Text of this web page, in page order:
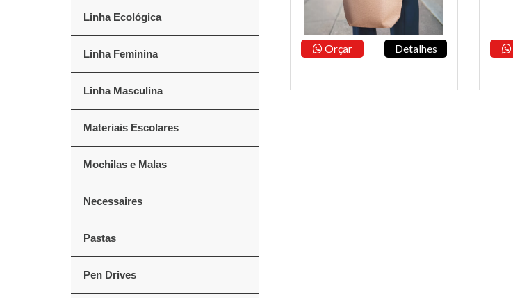
Linha Ecológica
Linha Feminina
Linha Masculina
Materiais Escolares
Mochilas e Malas
Necessaires
Pastas
Pen Drives
Orçar Detalhes